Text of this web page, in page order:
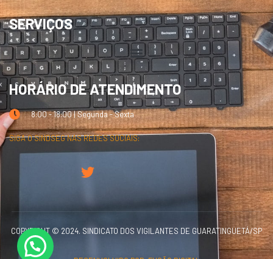
SERVIÇOS
HORÁRIO DE ATENDIMENTO
8:00 - 18:00 | Segunda - Sexta
SIGA O SINDSEG NAS REDES SOCIAIS:
COPYRIGHT © 2024. SINDICATO DOS VIGILANTES DE GUARATINGUETÁ/SP